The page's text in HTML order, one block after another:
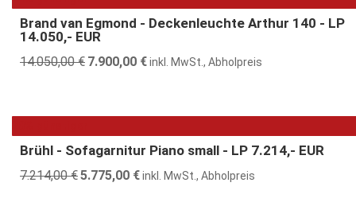
Brand van Egmond - Deckenleuchte Arthur 140 - LP
14.050,- EUR
14.050,00€ Ursprünglicher
14.050,00 €
7.900,00 €Aktueller
7.900,00 €.
inkl. MwSt., Abholpreis
Brühl - Sofagarnitur Piano small - LP 7.214,- EUR
7.214,00€Ursprünglicher
5.775,00 €Aktueller
inkl. MwSt., Abholpreis